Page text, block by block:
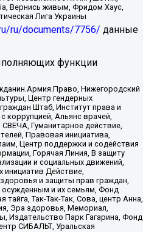
Вернись живым, Фридом Хаус,
Лига Украины
ru/documents/7756/ данные
функции
Нижегородский
Центр гендерных
Штаб, Институт права и
коррупцией, Альянс врачей,
Гуманитарное действие,
Правовая инициатива,
Центр поддержки и содействия
Горячая Линия, В защиту
и социальных движений,
Действие,
и защиты прав граждан,
и их семьям, Фонд
Так-Так-Так, Сова, центр Анна,
Эра здоровья, Мемориал,
Издательство Парк Гагарина, Фонд
СИБАЛЬТ, Уральская